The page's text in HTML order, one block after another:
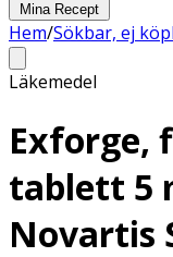
Mina Recept
Hem/Sökbar, ej
Läkemedel
Exforge,
tablett 5
Novartis